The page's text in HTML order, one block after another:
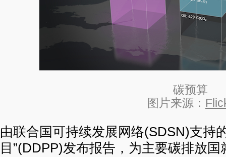
碳预算
图片来源：
由联合国可持续发展网络(SDSN)支持
目”(DDPP)发布报告，为主要碳排放